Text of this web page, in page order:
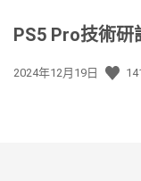
PS5 Pro技術研
發
2024年12月19日